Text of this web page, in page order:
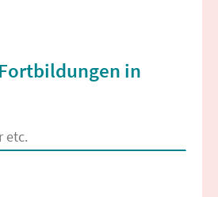
in
wenn mindestens 2 Zeichen